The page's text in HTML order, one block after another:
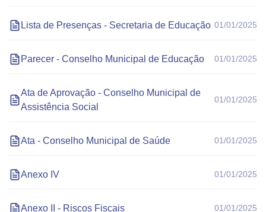
Lista de Presenças - Secretaria de Educação 01/01/2025
Parecer - Conselho Municipal de Educação 01/01/2025
Ata de Aprovação - Conselho Municipal de
Assistência Social
01/01/2025
Ata - Conselho Municipal de Saúde 01/01/2025
Anexo IV 01/01/2025
Anexo II - Riscos Fiscais 01/01/2025